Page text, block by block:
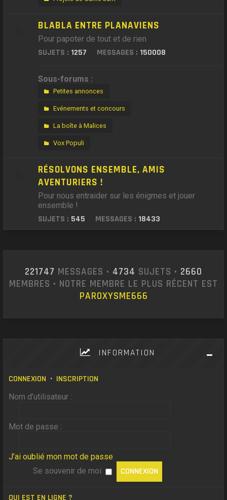
BLABLA ENTRE PLANAVIENS
Pour papoter de tout et de rien
SUJETS : 1257 MESSAGES : 150008
Sous-forums :
Petites annonces
Evénements et concours
La boîte à Malices
Vox Populi
RÉSOLVONS ENSEMBLE, AMIS
AVENTURIERS !
Pour nous entraider sur les énigmes et jouer
ensemble !
SUJETS : 545 MESSAGES : 18433
221747 MESSAGES • 4734 SUJETS • 2660
MEMBRES • NOTRE MEMBRE LE PLUS RÉCENT EST
PAROXYSME666
INFORMATION
CONNEXION • INSCRIPTION
Nom d’utilisateur :
Mot de passe :
J’ai oublié mon mot de passe
Se souvenir de moi
QUI EST EN LIGNE ?